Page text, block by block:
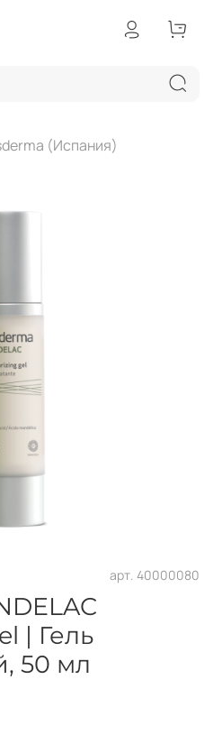
(Испания)
арт. 40000080
| Гель
50 мл